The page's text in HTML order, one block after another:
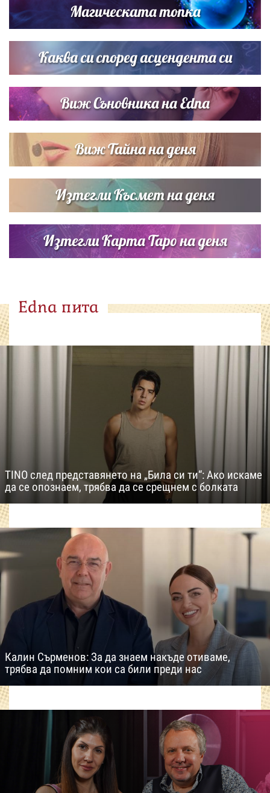
Магическата топка
Каква си според асцендента си
Виж Съновника на Edna
Виж Тайна на деня
Изтегли Късмет на деня
Изтегли Карта Таро на деня
Edna пита
TINO след представянето на „Била си ти“: Ако искаме
да се опознаем, трябва да се срещнем с болката
Калин Сърменов: За да знаем накъде отиваме,
трябва да помним кои са били преди нас